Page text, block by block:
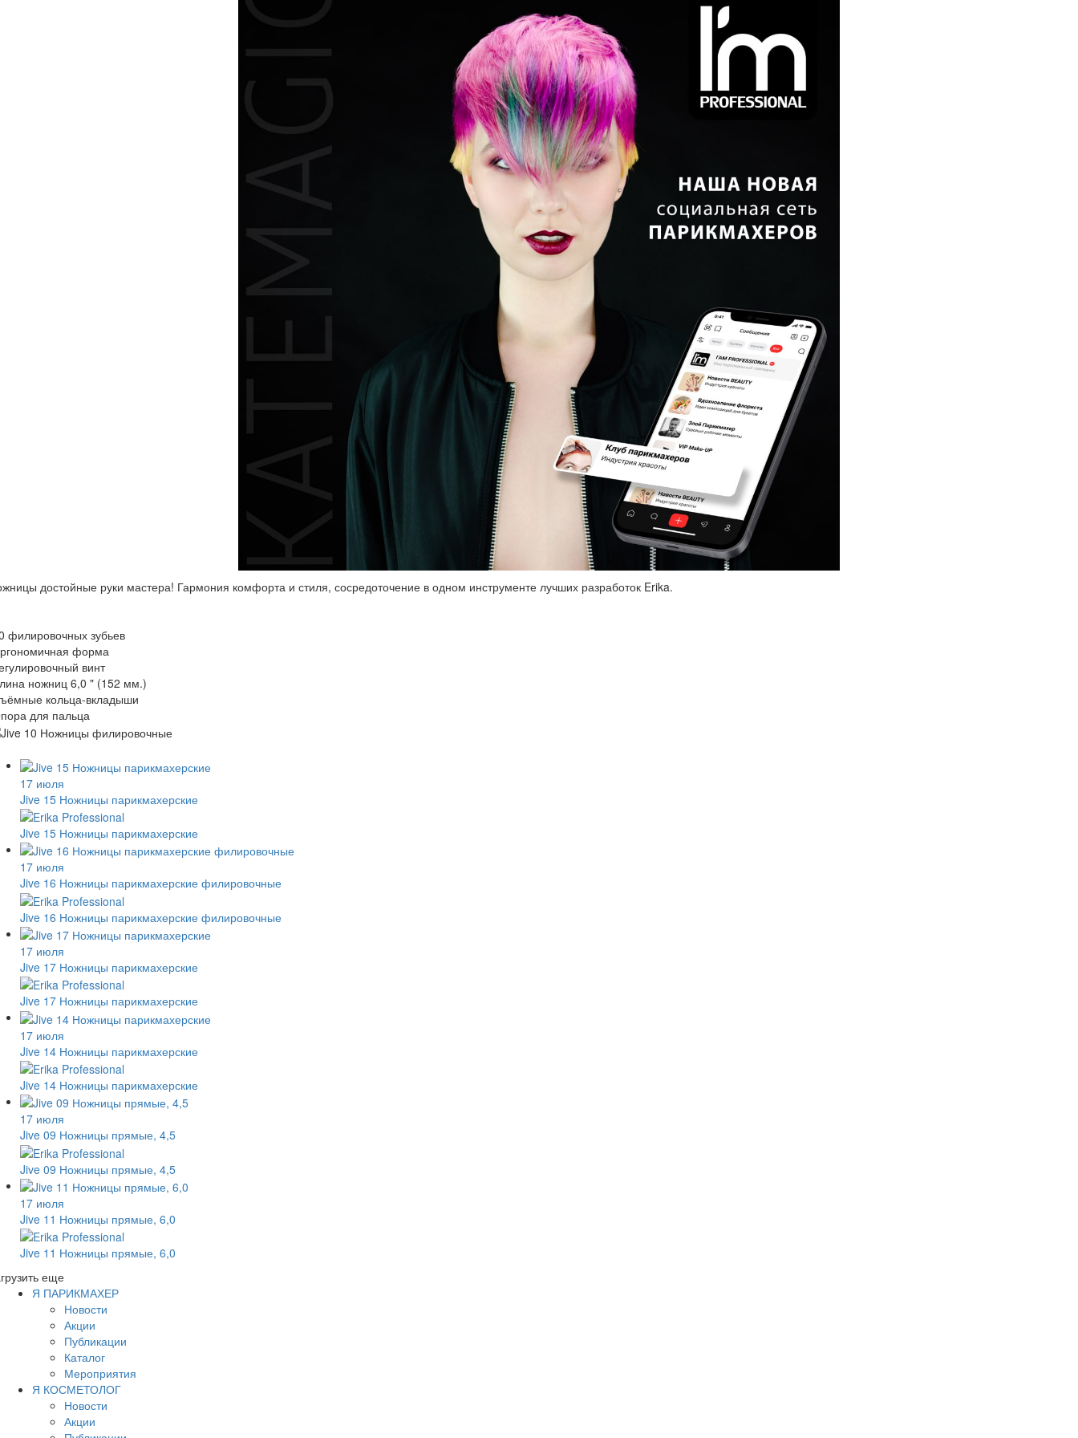
достойные руки мастера! Гармония комфорта и стиля, сосредоточение в одном инструменте лучших разработок Erika.
филировочных зубьев
форма
винт
ножниц 6,0 " (152 мм.)
кольца-вкладыши
для пальца
17 июля
Jive 15 Ножницы парикмахерские
Jive 15 Ножницы парикмахерские
17 июля
Jive 16 Ножницы парикмахерские филировочные
Jive 16 Ножницы парикмахерские филировочные
17 июля
Jive 17 Ножницы парикмахерские
Jive 17 Ножницы парикмахерские
17 июля
Jive 14 Ножницы парикмахерские
Jive 14 Ножницы парикмахерские
17 июля
Jive 09 Ножницы прямые, 4,5
Jive 09 Ножницы прямые, 4,5
17 июля
Jive 11 Ножницы прямые, 6,0
Jive 11 Ножницы прямые, 6,0
еще
Я ПАРИКМАХЕР
Новости
Акции
Публикации
Каталог
Мероприятия
Я КОСМЕТОЛОГ
Новости
Акции